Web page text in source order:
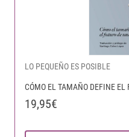
LO PEQUEÑO ES POSIBLE
CÓMO EL TAMAÑO DEFINE EL
19,95€